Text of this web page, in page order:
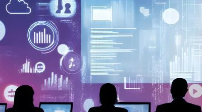
Bonstetten
Bottighofen
Bremgarten bei Bern
Brig-Glis
Bronschhofen
Brugg
Brugg AG